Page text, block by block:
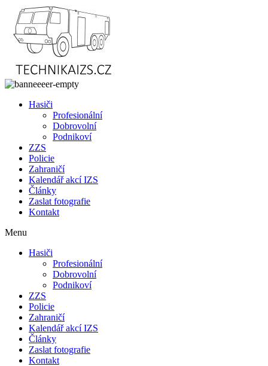
Přejít
obsahu
Hasiči
Profesionální
Dobrovolní
Podnikoví
ZZS
Policie
Zahraničí
Kalendář akcí IZS
Články
Zaslat fotografie
Kontakt
Menu
Hasiči
Profesionální
Dobrovolní
Podnikoví
ZZS
Policie
Zahraničí
Kalendář akcí IZS
Články
Zaslat fotografie
Kontakt